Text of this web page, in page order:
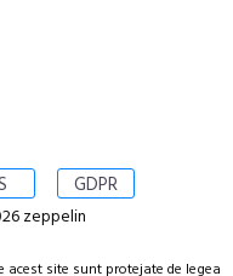
GDPR
zeppelin
acest site sunt protejate de legea